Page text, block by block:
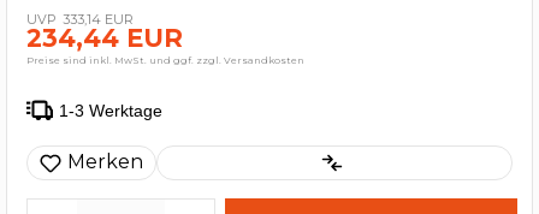
333,14 EUR
234,44 EUR
Preise sind inkl. MwSt. und ggf. zzgl. Versandkosten
1-3 Werktage
Merken